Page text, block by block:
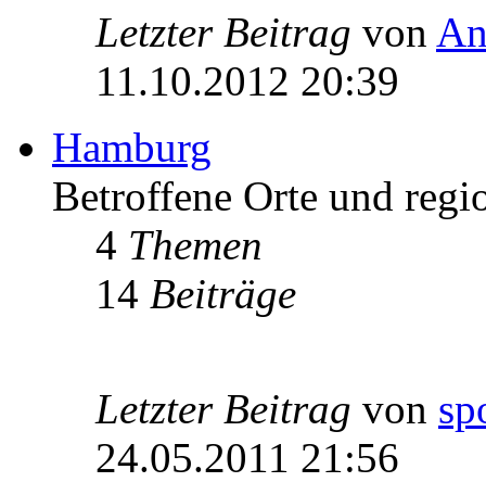
Letzter Beitrag von
11.10.2012 20:39
Hamburg
Betroffene Orte und
4 Themen
14 Beiträge
Letzter Beitrag von
24.05.2011 21:56